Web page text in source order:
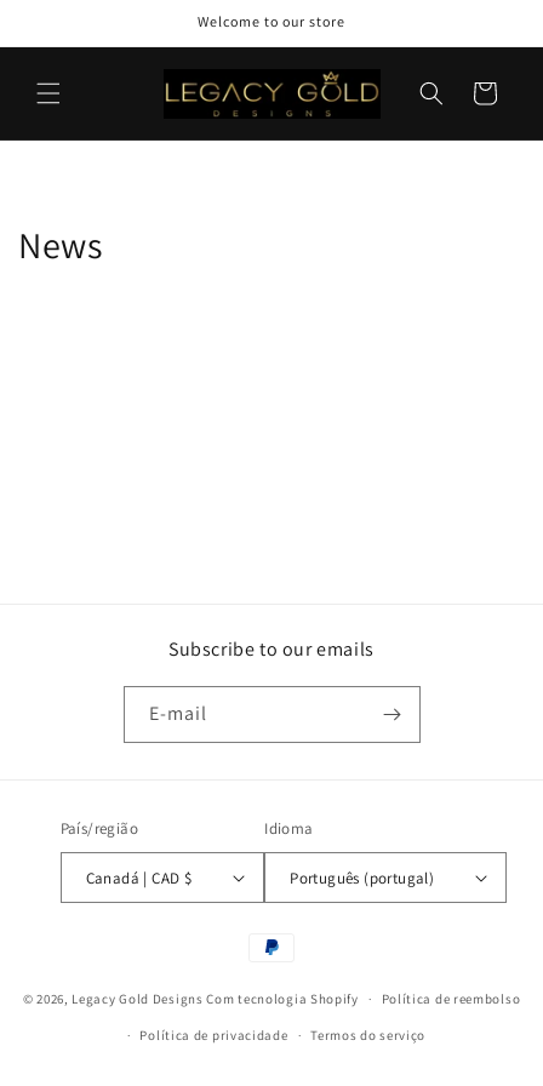
conteúdo
Welcome to our store
Carrinho
News
Subscribe to our emails
E-mail
País/região
Canadá | CAD $
Idioma
Português (portugal)
Métodos
pagamento
© 2026, Legacy Gold Designs Com tecnologia Shopify Política de reembolso
Política de privacidade Termos do serviço